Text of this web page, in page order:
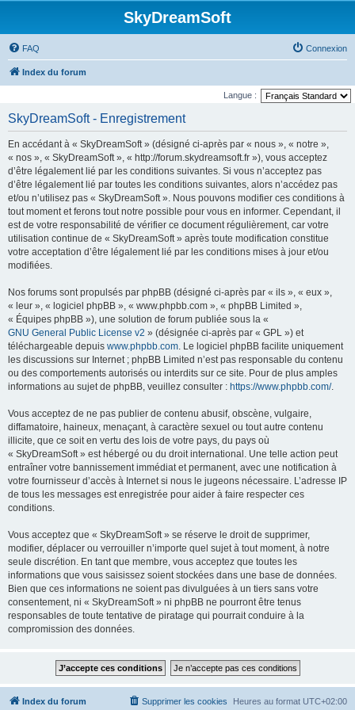
SkyDreamSoft
FAQ Connexion
Index du forum
Langue :
SkyDreamSoft - Enregistrement
En accédant à « SkyDreamSoft » (désigné ci-après par « nous », « notre »,
« nos », « SkyDreamSoft », « http://forum.skydreamsoft.fr »), vous acceptez
d’être légalement lié par les conditions suivantes. Si vous n’acceptez pas
d’être légalement lié par toutes les conditions suivantes, alors n’accédez pas
et/ou n’utilisez pas « SkyDreamSoft ». Nous pouvons modifier ces conditions à
tout moment et ferons tout notre possible pour vous en informer. Cependant, il
est de votre responsabilité de vérifier ce document régulièrement, car votre
utilisation continue de « SkyDreamSoft » après toute modification constitue
votre acceptation d’être légalement lié par les conditions mises à jour et/ou
modifiées.
Nos forums sont propulsés par phpBB (désigné ci-après par « ils », « eux »,
« leur », « logiciel phpBB », « www.phpbb.com », « phpBB Limited »,
« Équipes phpBB »), une solution de forum publiée sous la «
GNU General Public License v2 » (désignée ci-après par « GPL ») et
téléchargeable depuis www.phpbb.com. Le logiciel phpBB facilite uniquement
les discussions sur Internet ; phpBB Limited n’est pas responsable du contenu
ou des comportements autorisés ou interdits sur ce site. Pour de plus amples
informations au sujet de phpBB, veuillez consulter : https://www.phpbb.com/.
Vous acceptez de ne pas publier de contenu abusif, obscène, vulgaire,
diffamatoire, haineux, menaçant, à caractère sexuel ou tout autre contenu
illicite, que ce soit en vertu des lois de votre pays, du pays où
« SkyDreamSoft » est hébergé ou du droit international. Une telle action peut
entraîner votre bannissement immédiat et permanent, avec une notification à
votre fournisseur d’accès à Internet si nous le jugeons nécessaire. L’adresse IP
de tous les messages est enregistrée pour aider à faire respecter ces
conditions.
Vous acceptez que « SkyDreamSoft » se réserve le droit de supprimer,
modifier, déplacer ou verrouiller n’importe quel sujet à tout moment, à notre
seule discrétion. En tant que membre, vous acceptez que toutes les
informations que vous saisissez soient stockées dans une base de données.
Bien que ces informations ne soient pas divulguées à un tiers sans votre
consentement, ni « SkyDreamSoft » ni phpBB ne pourront être tenus
responsables de toute tentative de piratage qui pourrait conduire à la
compromission des données.
Index du forum Heures au format UTC+02:00
Supprimer les cookies